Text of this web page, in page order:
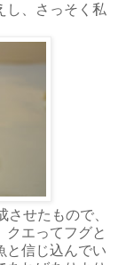
し、さっそく私
せたもので、
クエってフグと
と信じ込んでい